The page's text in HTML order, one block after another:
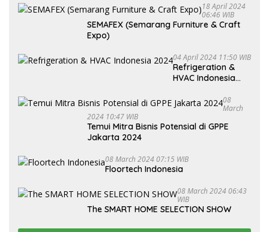
18 April 2024
06:46 WIB
SEMAFEX (Semarang Furniture & Craft
Expo)
04 April 2024 11:50 WIB
Refrigeration &
HVAC Indonesia
08
March
2024 10:47 WIB
Temui Mitra Bisnis Potensial di GPPE
Jakarta 2024
08 March 2024 07:15 WIB
Floortech Indonesia
08 March 2024 06:43
WIB
The SMART HOME SELECTION SHOW